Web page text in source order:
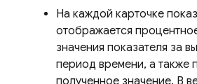
На каждой карточке
отображается
значения показателя за
период времени, а также